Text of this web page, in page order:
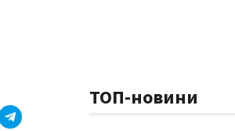
ТОП-новини